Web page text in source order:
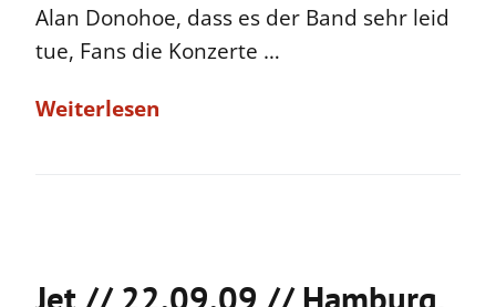
Alan Donohoe, dass es der Band sehr leid
tue, Fans die Konzerte …
Weiterlesen